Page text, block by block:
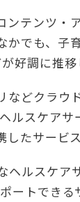
ンテンツ
でも、子
好調に推移
どクラウ
ルスケア
たサービ
ルスケア
ートでき